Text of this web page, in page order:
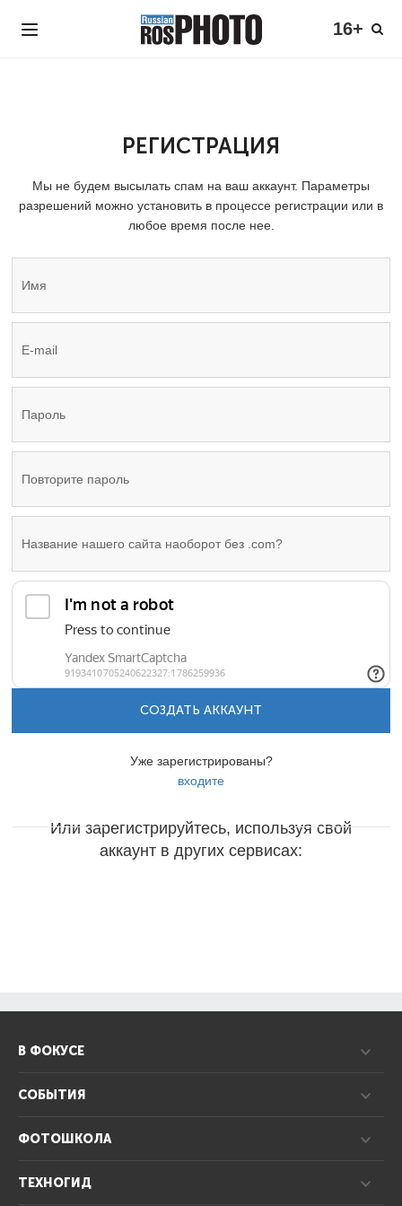
16+
РЕГИСТРАЦИЯ
Мы не будем высылать спам на ваш аккаунт. Параметры
разрешений можно установить в процессе регистрации или в
любое время после нее.
СОЗДАТЬ АККАУНТ
Уже зарегистрированы?
входите
Или зарегистрируйтесь, используя свой
аккаунт в других сервисах:
В ФОКУСЕ
СОБЫТИЯ
ФОТОШКОЛА
ТЕХНОГИД